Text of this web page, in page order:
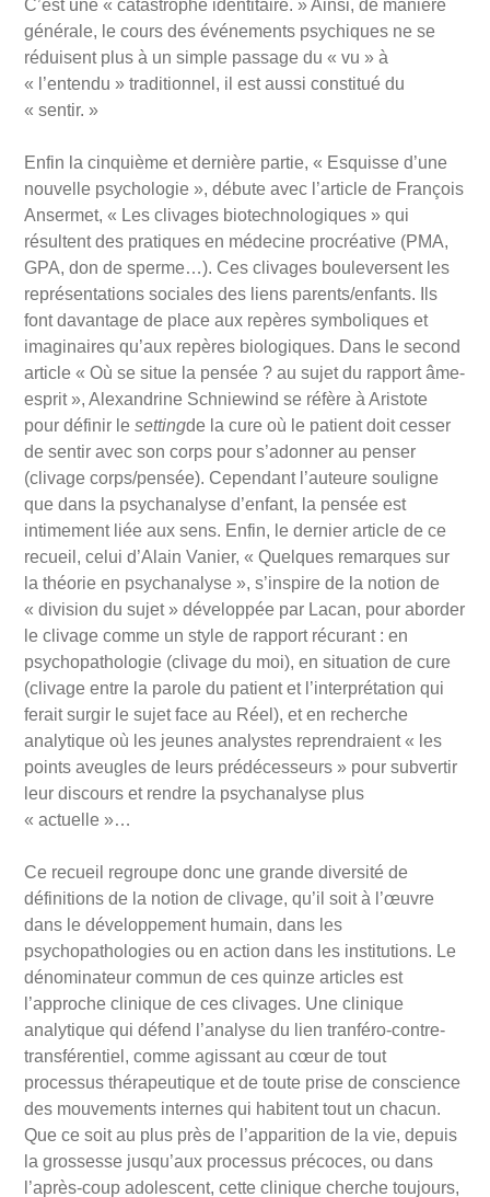
C’est une « catastrophe identitaire. » Ainsi, de manière
générale, le cours des événements psychiques ne se
réduisent plus à un simple passage du « vu » à
« l’entendu » traditionnel, il est aussi constitué du
« sentir. »
Enfin la cinquième et dernière partie, « Esquisse d’une
nouvelle psychologie », débute avec l’article de François
Ansermet, « Les clivages biotechnologiques » qui
résultent des pratiques en médecine procréative (PMA,
GPA, don de sperme…). Ces clivages bouleversent les
représentations sociales des liens parents/enfants. Ils
font davantage de place aux repères symboliques et
imaginaires qu’aux repères biologiques. Dans le second
article « Où se situe la pensée ? au sujet du rapport âme-
esprit », Alexandrine Schniewind se réfère à Aristote
pour définir le settingde la cure où le patient doit cesser
de sentir avec son corps pour s’adonner au penser
(clivage corps/pensée). Cependant l’auteure souligne
que dans la psychanalyse d’enfant, la pensée est
intimement liée aux sens. Enfin, le dernier article de ce
recueil, celui d’Alain Vanier, « Quelques remarques sur
la théorie en psychanalyse », s’inspire de la notion de
« division du sujet » développée par Lacan, pour aborder
le clivage comme un style de rapport récurant : en
psychopathologie (clivage du moi), en situation de cure
(clivage entre la parole du patient et l’interprétation qui
ferait surgir le sujet face au Réel), et en recherche
analytique où les jeunes analystes reprendraient « les
points aveugles de leurs prédécesseurs » pour subvertir
leur discours et rendre la psychanalyse plus
« actuelle »…
Ce recueil regroupe donc une grande diversité de
définitions de la notion de clivage, qu’il soit à l’œuvre
dans le développement humain, dans les
psychopathologies ou en action dans les institutions. Le
dénominateur commun de ces quinze articles est
l’approche clinique de ces clivages. Une clinique
analytique qui défend l’analyse du lien tranféro-contre-
transférentiel, comme agissant au cœur de tout
processus thérapeutique et de toute prise de conscience
des mouvements internes qui habitent tout un chacun.
Que ce soit au plus près de l’apparition de la vie, depuis
la grossesse jusqu’aux processus précoces, ou dans
l’après-coup adolescent, cette clinique cherche toujours,